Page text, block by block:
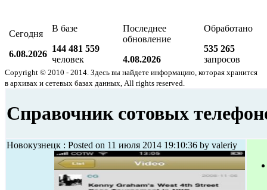
Сегодня
6.08.2026
В базе
144 481 559
человек
Последнее
обновление
4.08.2026
Обработано
535 265
запросов
Copyright © 2010 - 2014. Здесь вы найдете информацию, которая хранится
в архивах и сетевых базах данных, All rights reserved.
Справочник сотовых
Новокузнецк : Posted on 11 июля 2014 19:10:36 by valeriy